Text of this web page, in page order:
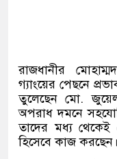
রাজধানীর
গ্যাংয়ের পেছনে
তুলেছেনমো.
অপরাধ দমনে
তাদের মধ্য
হিসেবে কাজ করছেন।